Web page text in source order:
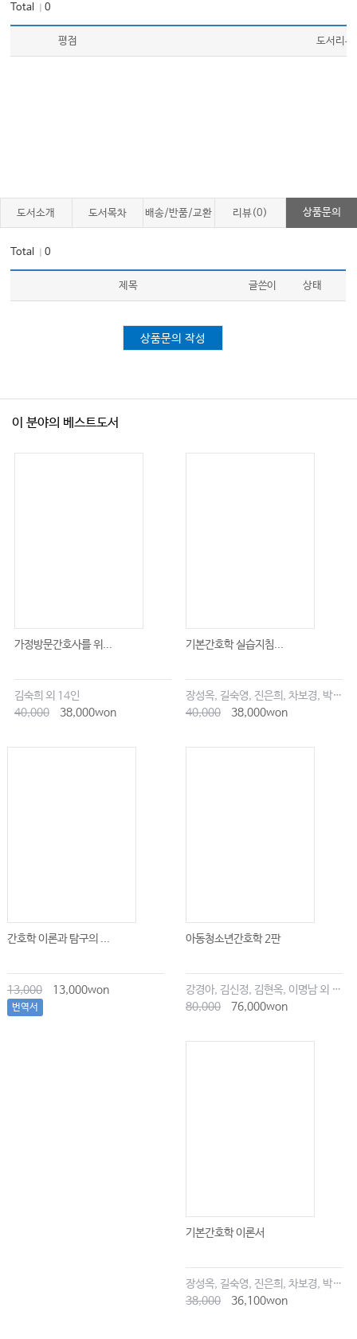
Total ｜0
평점 도서리뷰
도서소개 도서목차 배송/반품/교환 리뷰(0) 상품문의
Total ｜0
제목 글쓴이 상태
상품문의 작성
이 분야의 베스트도서
가정방문간호사를 위...
김숙희 외 14인
40,000
38,000won
기본간호학 실습지침...
장성옥, 길숙영, 진은희, 차보경, 박창승, 김영희, 임세현, 김은재, 이해랑
40,000
38,000won
간호학 이론과 탐구의 ...
13,000 13,000won
번역서
아동청소년간호학 2판
강경아, 김신정, 김현옥, 이명남 외 공저
80,000
76,000won
기본간호학 이론서
장성옥, 길숙영, 진은희, 차보경, 박창승, 김영희, 임세현, 김은재, 이해랑
38,000
36,100won